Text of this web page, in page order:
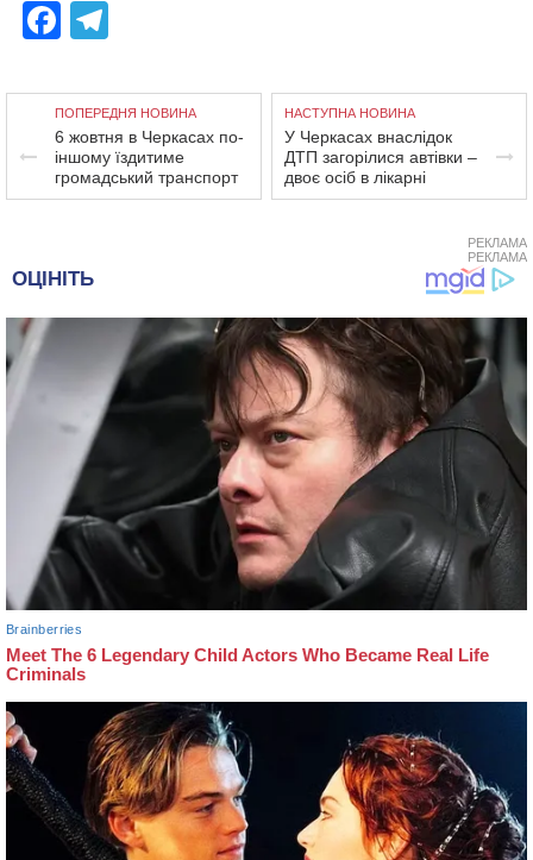
Facebook
ПОПЕРЕДНЯ НОВИНА
6 жовтня в Черкасах по-
іншому їздитиме
громадський транспорт
НАСТУПНА НОВИНА
У Черкасах внаслідок
ДТП загорілися автівки –
двоє осіб в лікарні
РЕКЛАМА
РЕКЛАМА